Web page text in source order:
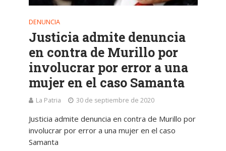
DENUNCIA
Justicia admite denuncia
en contra de Murillo por
involucrar por error a una
mujer en el caso Samanta
La Patria 30 de septiembre de 2020
Justicia admite denuncia en contra de Murillo por
involucrar por error a una mujer en el caso
Samanta